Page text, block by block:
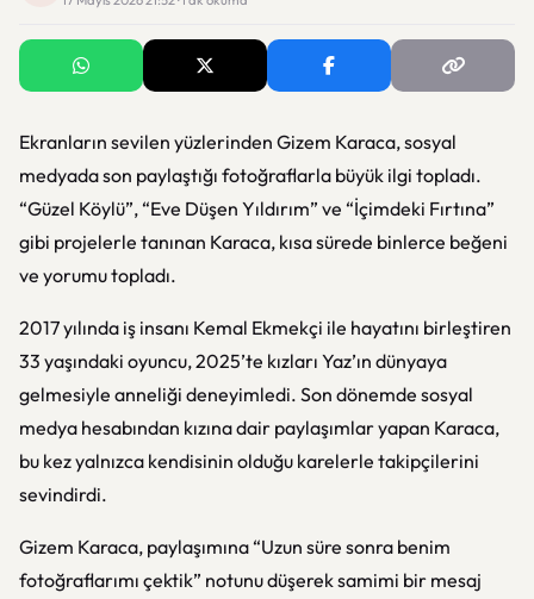
Ekranların sevilen yüzlerinden Gizem Karaca, sosyal
medyada son paylaştığı fotoğraflarla büyük ilgi topladı.
“Güzel Köylü”, “Eve Düşen Yıldırım” ve “İçimdeki Fırtına”
gibi projelerle tanınan Karaca, kısa sürede binlerce beğeni
ve yorumu topladı.
2017 yılında iş insanı Kemal Ekmekçi ile hayatını birleştiren
33 yaşındaki oyuncu, 2025’te kızları Yaz’ın dünyaya
gelmesiyle anneliği deneyimledi. Son dönemde sosyal
medya hesabından kızına dair paylaşımlar yapan Karaca,
bu kez yalnızca kendisinin olduğu karelerle takipçilerini
sevindirdi.
Gizem Karaca, paylaşımına “Uzun süre sonra benim
fotoğraflarımı çektik” notunu düşerek samimi bir mesaj